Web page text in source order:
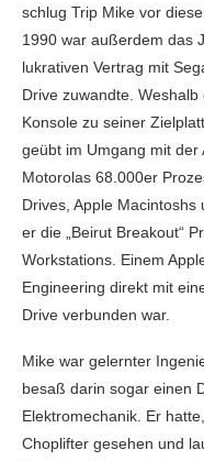
schlug Trip Mike vor
1990 war außerdem das
lukrativen Vertrag mit
Drive zuwandte.
Konsole zu seiner
geübt im Umgang mit
Motorolas 68.000er
Drives, Apple
er die „Beirut Breakout“
Workstations. Einem
Engineering direkt mit
Drive verbunden war.
Mike war gelernter
besaß darin sogar einen
Elektromechanik. Er
Choplifter gesehen und